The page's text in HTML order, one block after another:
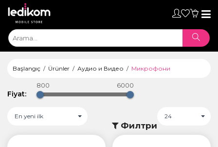
Başlangıç Ürünler Аудио и Видео Микрофони
Fiyat:
800 6000
En yeni ilk 24
Филтри